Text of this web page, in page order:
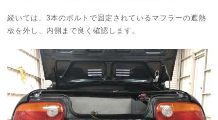
続いては、3本のボルトで固定されているマフラーの遮熱
板を外し、内側まで良く確認します。